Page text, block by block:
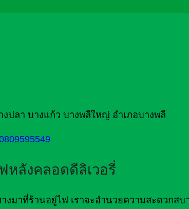
ปลา บางแก้ว บางพลีใหญ่ อำเภอบางพลี
หลังคลอดดีลิเวอรี่
งมาที่ร้านอยู่ไฟ เราจะอำนวยความสะดวก